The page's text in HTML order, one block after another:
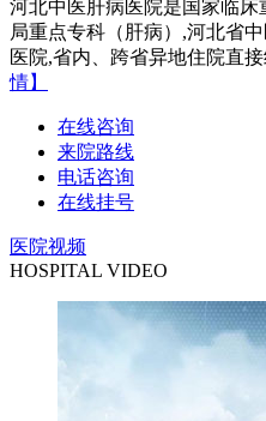
河北中医肝病医院是国家临
局重点专科（肝病）,河北省
医院,省内、跨省异地住院直
情】
在线咨询
来院路线
电话咨询
在线挂号
医院视频
HOSPITAL VIDEO